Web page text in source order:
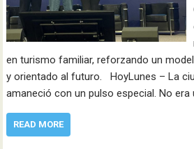
en turismo familiar, reforzando un
y orientado al futuro. HoyLunes – La
amaneció con un pulso especial. No era
READ MORE